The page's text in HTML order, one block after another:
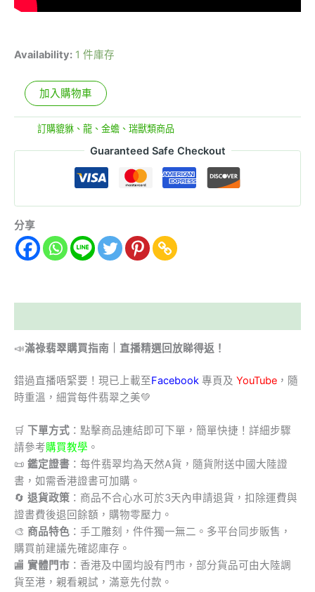
Availability: 1 件庫存
加入購物車
訂購貔貅、龍、金蟾、瑞獸類商品
Guaranteed Safe Checkout
分享
📣滿祿翡翠購買指南｜直播精選回放睇得返！
錯過直播唔緊要！現已上載至Facebook 專頁及 YouTube ，隨
時重溫，細賞每件翡翠之美💚
🛒 下單方式 ：點擊商品連結即可下單，簡單快捷！詳細步驟
請參考購買教學 。
📜 鑑定證書 ：每件翡翠均為天然A貨，隨貨附送中國大陸證
書，如需香港證書可加購。
🔄 退貨政策 ：商品不合心水可於3天內申請退貨，扣除運費與
證書費後退回餘額，購物零壓力。
🎨 商品特色 ：手工雕刻，件件獨一無二。多平台同步販售，
購買前建議先確認庫存。
🏬 實體門市 ：香港及中國均設有門市，部分貨品可由大陸調
貨至港，親看親試，滿意先付款。